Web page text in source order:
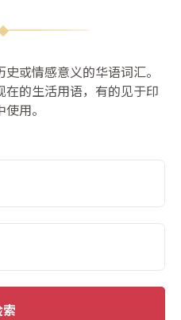
或情感意义的华语词汇。
的生活用语，有的见于印
用。